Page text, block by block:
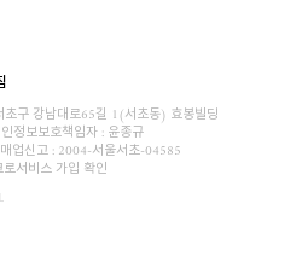
초구 강남대로65길 1(서초동) 효봉빌딩
정보보호책임자 : 윤종규
업신고 : 2004-서울서초-04585
로서비스 가입 확인